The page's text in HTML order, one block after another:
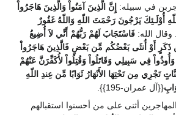
في سبيله: إِنَّ الَّذِينَ آمَنُواْ وَالَّذِينَ هَاجَرُواْ
أُوْلَـئِكَ يَرْجُونَ رَحْمَتَ اللّهِ وَاللّهُ غَفُورٌ
فَاسْتَجَابَ لَهُمْ رَبُّهُمْ أَنِّي لاَ أُضِيعُ
أَوْ أُنثَى بَعْضُكُم مِّن بَعْضٍ فَالَّذِينَ هَاجَرُواْ
فِي سَبِيلِي وَقَاتَلُواْ وَقُتِلُواْ لأُكَفِّرَنَّ عَنْهُمْ
تَجْرِي مِن تَحْتِهَا الأَنْهَارُ ثَوَابًا مِّن عِندِ اللّهِ
{{آل عمران-195}}.
أثنى على من أحسنوا استقبالهم